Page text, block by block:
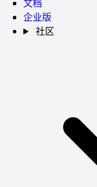
文档
企业版
社区